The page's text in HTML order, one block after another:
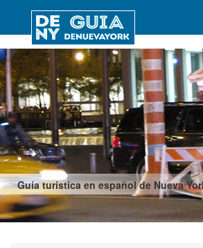
Guía turística en español de Nueva